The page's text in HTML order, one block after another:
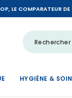
LE COMPARATEUR
HYGIÈNE &